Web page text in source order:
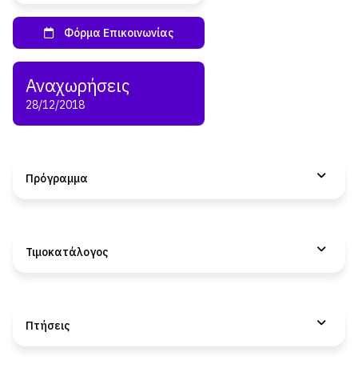
28/12/2018
Πρόγραμμα
Τιμοκατάλογος
Πτήσεις